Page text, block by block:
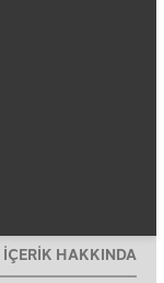
İÇERİK HAKKINDA